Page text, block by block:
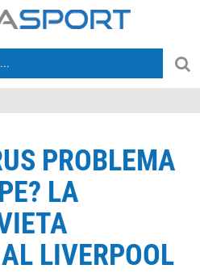
PROBLEMA
LA
LIVERPOOL